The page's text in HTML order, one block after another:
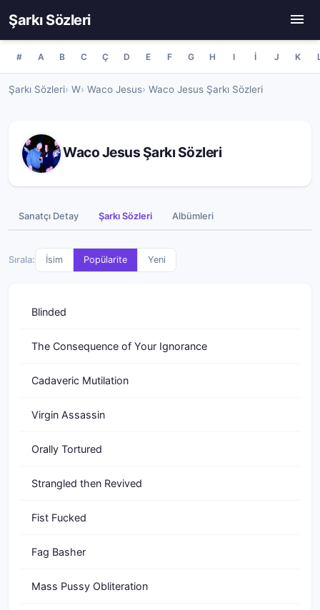
Şarkı Sözleri
# A B C Ç D E F G H I İ J K
Şarkı Sözleri W Waco Jesus Waco Jesus Şarkı Sözleri
Waco Jesus Şarkı Sözleri
Sanatçı Detay Şarkı Sözleri Albümleri
Sırala: İsim Popülarite Yeni
Blinded
The Consequence of Your Ignorance
Cadaveric Mutilation
Virgin Assassin
Orally Tortured
Strangled then Revived
Fist Fucked
Fag Basher
Mass Pussy Obliteration